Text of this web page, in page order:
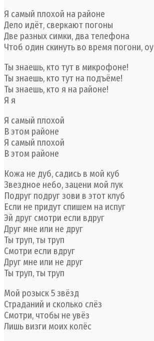
Я самый плохой на районе
Дело идёт, сверкают погоны
Две разных симки, два телефона
Чтоб один скинуть во время погони, оу
Ты знаешь, кто тут в микрофоне!
Ты знаешь, кто тут на подъёме!
Ты знаешь, кто я на районе!
Я я
Я самый плохой
В этом районе
Я самый плохой
В этом районе
Кожа не дуб, садись в мой куб
Звездное небо, зацени мой лук
Подруг подруг зови в этот клуб
Если не придут спишем на испуг
Эй друг смотри если вдруг
Друг мне или не друг
Ты труп, ты труп
Смотри если вдруг
Друг мне или не друг
Ты труп, ты труп
Мой розыск 5 звёзд
Страданий и сколько слёз
Смотри, чтобы не увёз
Лишь визги моих колёс